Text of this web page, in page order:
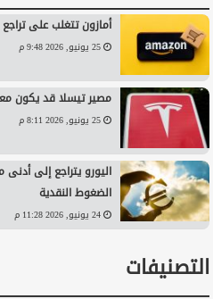
أمازون تتغلب على
25 يونيو, 2026 9:48 م
مصير تيسلا قد يكون
25 يونيو, 2026 8:11 م
اليورو يتراجع إلى
الضغوط النقدية
24 يونيو, 2026 11:28 م
التصنيفات